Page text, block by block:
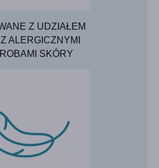
Z UDZIAŁEM
ALERGICZNYMI
SKÓRY